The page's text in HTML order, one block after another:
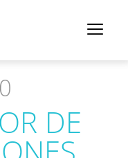
DE